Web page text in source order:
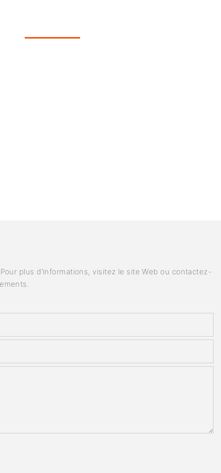
plus d'informations, visitez le site Web ou contactez-